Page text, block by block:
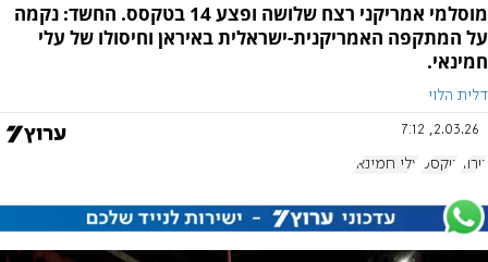
מוסלמי אמריקני רצח שלושה ופצע 14 בטקסס. החשד: נקמה
על המתקפה האמריקנית-ישראלית באיראן וחיסולו של עלי
חמינאי.
דלית הלוי
2.03.26, 7:12
טרור טקסס עלי חמינאי